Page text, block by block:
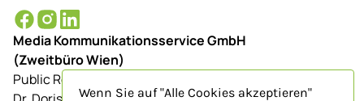
Media Kommunikationsservice GmbH
(Zweitbüro Wien)
Public Relations-Agentur für Tourismus
Wenn Sie auf "Alle Cookies akzeptieren"